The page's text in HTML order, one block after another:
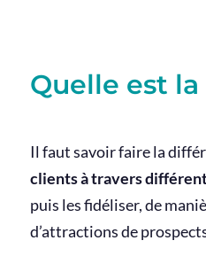
Quelle est
Il faut savoir faire la
clients à travers
puis les fidéliser, de
d’attractions de